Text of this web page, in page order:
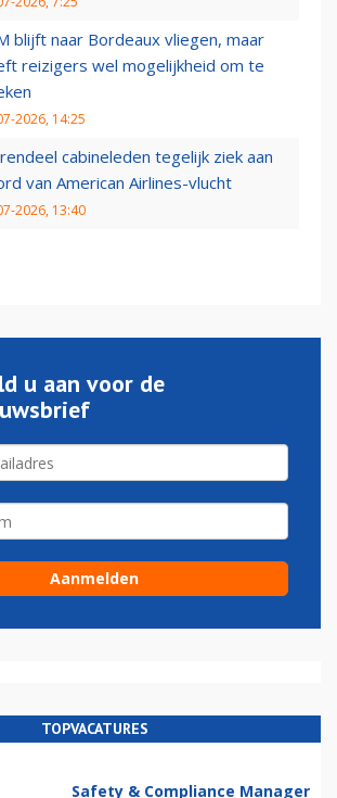
blijft naar Bordeaux vliegen, maar
reizigers wel mogelijkheid om te
2026, 14:25
cabineleden tegelijk ziek aan
van American Airlines-vlucht
2026, 13:40
u aan voor de
TOPVACATURES
Safety & Compliance Manager